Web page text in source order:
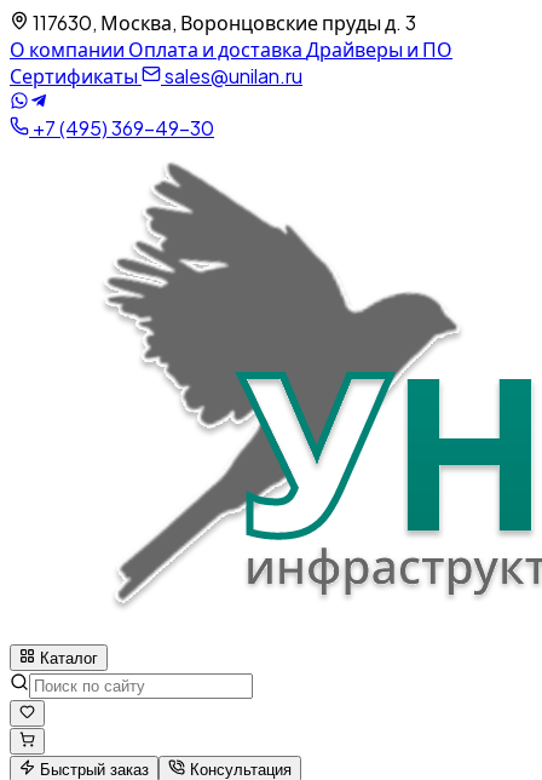
117630, Москва, Воронцовские пруды д. 3
О компании Оплата и доставкаДрайверы и ПО
Сертификаты
sales@unilan.ru
+7 (495) 369-49-30
Каталог
Быстрый заказ Консультация